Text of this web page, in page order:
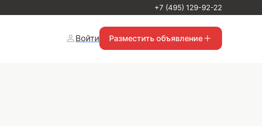
+7 (495) 129-92-22
Войти Разместить объявление